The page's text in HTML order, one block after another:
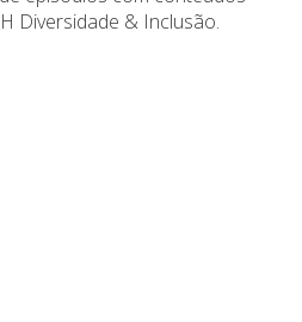
Diversidade & Inclusão.